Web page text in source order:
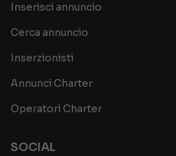
Inserisci annuncio
Cerca annuncio
Inserzionisti
Annunci Charter
Operatori Charter
SOCIAL